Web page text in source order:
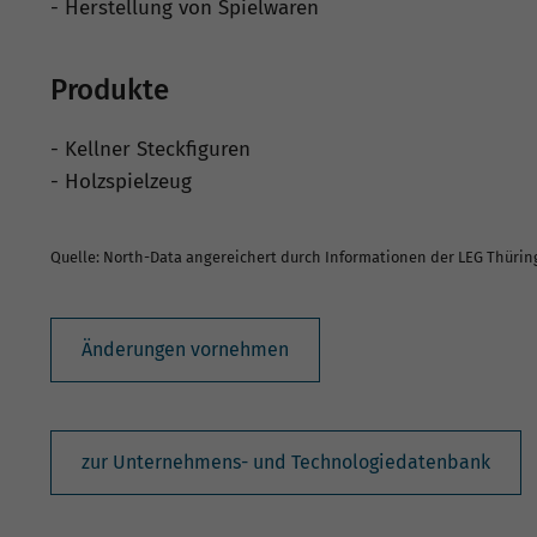
- Herstellung von Spielwaren
Produkte
- Kellner Steckfiguren
- Holzspielzeug
Quelle: North-Data angereichert durch Informationen der LEG
Änderungen vornehmen
zur Unternehmens- und Technologiedatenbank